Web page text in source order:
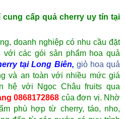
cung cấp quả cherry uy tín tại
doanh nghiệp có nhu cầu đặt
với các gói sản phẩm hoa quả
tại Long Biên, giỏ hoa quả
và an toàn với nhiều mức giá
hệ với Ngọc Châu fruits qua
0868172868 của đơn vị. Nhờ
phù hợptừ cherry, táo, nho,